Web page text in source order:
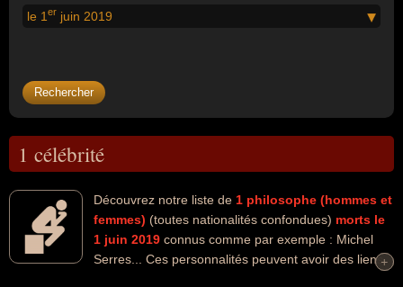
le 1 er juin 2019
1 célébrité
Découvrez notre liste de 1 philosophe (hommes et
femmes) (toutes nationalités confondues) morts le
1 juin 2019 connus comme par exemple : Michel
Serres... Ces personnalités peuvent avoir des liens+
+